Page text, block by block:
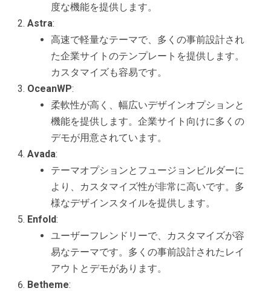
度な機能を提供します。
Astra:
高速で軽量なテーマで、多くの事前設計され
た企業サイトのテンプレートを提供します。
カスタマイズも容易です。
OceanWP:
柔軟性が高く、幅広いデザインオプションと
機能を提供します。企業サイト向けに多くの
デモが用意されています。
Avada:
テーマオプションとフュージョンビルダーに
より、カスタマイズ性が非常に高いです。多
様なデザインスタイルを提供します。
Enfold:
ユーザーフレンドリーで、カスタマイズが容
易なテーマです。多くの事前設計されたレイ
アウトとデモがあります。
Betheme: